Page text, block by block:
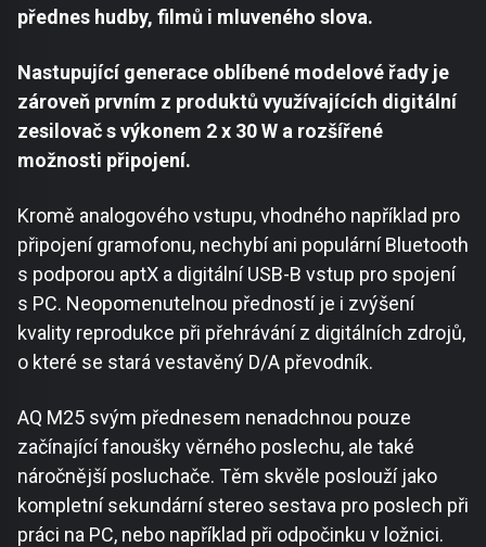
přednes hudby, filmů i mluveného slova.
Nastupující generace oblíbené modelové řady je
zároveň prvním z produktů využívajících digitální
zesilovač s výkonem 2 x 30 W a rozšířené
možnosti připojení.
Kromě analogového vstupu, vhodného například pro
připojení gramofonu, nechybí ani populární Bluetooth
s podporou aptX a digitální USB-B vstup pro spojení
s PC. Neopomenutelnou předností je i zvýšení
kvality reprodukce při přehrávání z digitálních zdrojů,
o které se stará vestavěný D/A převodník.
AQ M25 svým přednesem nenadchnou pouze
začínající fanoušky věrného poslechu, ale také
náročnější posluchače. Těm skvěle poslouží jako
kompletní sekundární stereo sestava pro poslech při
práci na PC, nebo například při odpočinku v ložnici.